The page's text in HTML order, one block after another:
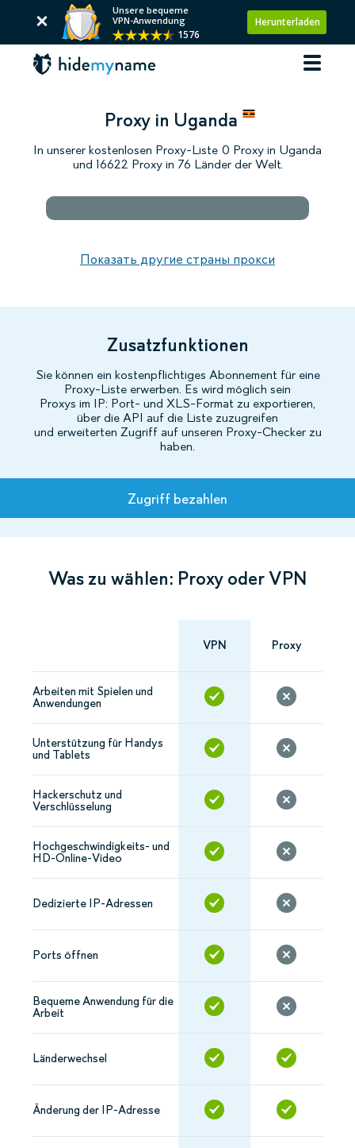
Unsere bequeme
VPN-Anwendung
1576
Herunterladen
Proxy in Uganda
In unserer kostenlosen Proxy-Liste 0 Proxy in Uganda
und 16622 Proxy in 76 Länder der Welt.
Показать другие страны прокси
Zusatzfunktionen
Sie können ein kostenpflichtiges Abonnement für eine
Proxy-Liste erwerben. Es wird möglich sein
Proxys im IP: Port- und XLS-Format zu exportieren,
über die API auf die Liste zuzugreifen
und erweiterten Zugriff auf unseren Proxy-Checker zu
haben.
Tarife
Was zu wählen: Proxy oder VPN
VPN Proxy
Arbeiten mit Spielen und
Anwendungen
Unterstützung für Handys
und Tablets
Hackerschutz und
Verschlüsselung
Hochgeschwindigkeits- und
HD-Online-Video
Dedizierte IP-Adressen
Ports öffnen
Bequeme Anwendung für die
Arbeit
Länderwechsel
Änderung der IP-Adresse
Zugriff bezahlen